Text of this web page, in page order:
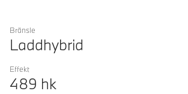
Bränsle
Laddhybrid
Effekt
489 hk